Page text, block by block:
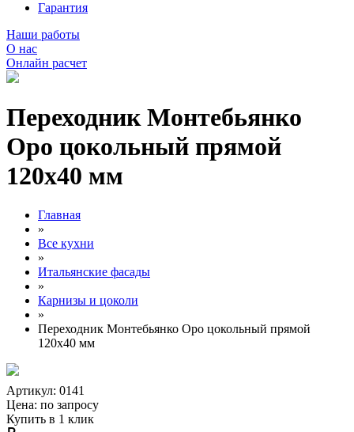
Гарантия
Наши работы
О нас
Онлайн расчет
Переходник Монтебьянко
Оро цокольный прямой
120х40 мм
Главная
»
Все кухни
»
Итальянские фасады
»
Карнизы и цоколи
»
Переходник Монтебьянко Оро цокольный прямой
120х40 мм
Артикул: 0141
Цена: по запросу
Купить в 1 клик